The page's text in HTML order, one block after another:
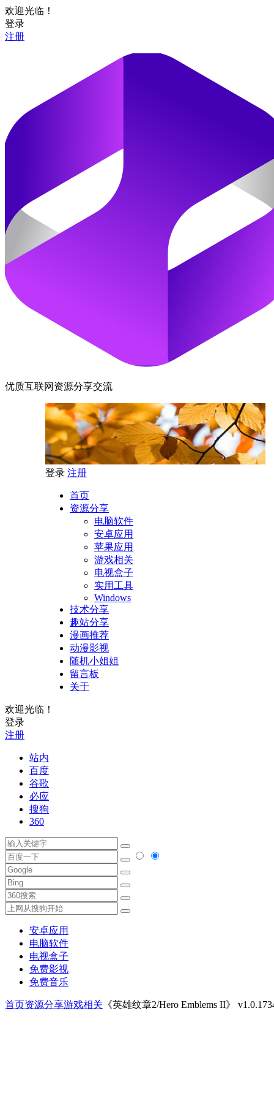
欢迎光临！
登录
注册
优质互联网资源分享交流
登录 注册
首页
资源分享
电脑软件
安卓应用
苹果应用
游戏相关
电视盒子
实用工具
Windows
技术分享
趣站分享
漫画推荐
动漫影视
随机小姐姐
留言板
关于
欢迎光临！
登录
注册
站内
百度
谷歌
必应
搜狗
360
安卓应用
电脑软件
电视盒子
免费影视
免费音乐
首页资源分享游戏相关 《英雄纹章2/Hero Emblems II》